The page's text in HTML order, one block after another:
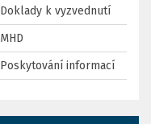
Doklady k vyzvednutí
MHD
Poskytování informací